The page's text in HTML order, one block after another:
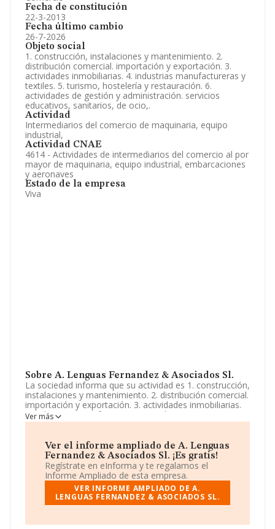
Fecha de constitución
22-3-2013
Fecha último cambio
26-7-2026
Objeto social
1. construcción, instalaciones y mantenimiento. 2.
distribución comercial. importación y exportación. 3.
actividades inmobiliarias. 4. industrias manufactureras y
textiles. 5. turismo, hostelería y restauración. 6.
actividades de gestión y administración. servicios
educativos, sanitarios, de ocio,.
Actividad
Intermediarios del comercio de maquinaria, equipo
industrial,
Actividad CNAE
4614 - Actividades de intermediarios del comercio al por
mayor de maquinaria, equipo industrial, embarcaciones
y aeronaves
Estado de la empresa
Viva
Sobre A. Lenguas Fernandez & Asociados Sl.
La sociedad informa que su actividad es 1. construcción,
instalaciones y mantenimiento. 2. distribución comercial.
importación y exportación. 3. actividades inmobiliarias.
4. industrias manufactureras y textiles. 5. turismo,
hostelería y restauración. 6. actividades de gestión y
La empresa aparece inscrita en el Registro Mercantil
como Sociedad Limitada. Su CNAE corresponde a 4614
con código 'Intermediarios del comercio de maquinaria,
equipo industrial, embarcaciones y aeronaves'. La
sociedad no tiene actividad en mercados exteriores.
Ha contado con el mismo número de empleados y
INFORMA, ha contado con un número de empleados
Ver más
Ver el informe ampliado de A. Lenguas
Fernandez & Asociados Sl. ¡Es gratis!
Regístrate en eInforma y te regalamos el
Informe Ampliado de esta empresa.
VER INFORME AMPLIADO DE A.
LENGUAS FERNANDEZ & ASOCIADOS SL.